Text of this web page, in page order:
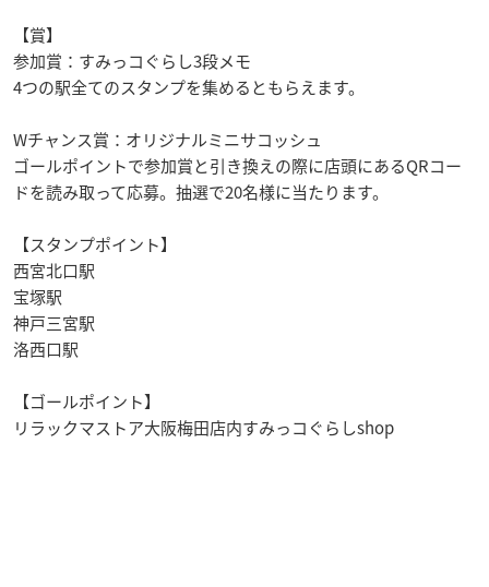
【賞】
参加賞：すみっコぐらし3段メモ
4つの駅全てのスタンプを集めるともらえます。
Wチャンス賞：オリジナルミニサコッシュ
ゴールポイントで参加賞と引き換えの際に店頭にあるQRコー
ドを読み取って応募。抽選で20名様に当たります。
【スタンプポイント】
西宮北口駅
宝塚駅
神戸三宮駅
洛西口駅
【ゴールポイント】
リラックマストア大阪梅田店内すみっコぐらしshop